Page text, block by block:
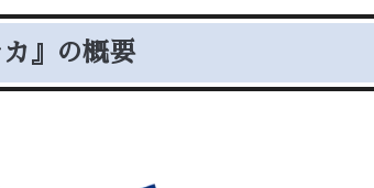
』の概要